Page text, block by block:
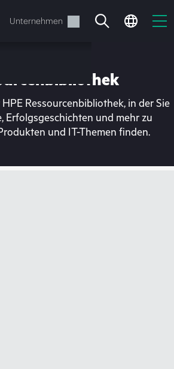
Unternehmen
ist aktuell
Ressourcenbibliothek, in der Sie
Erfolgsgeschichten und mehr zu
und IT-Themen finden.